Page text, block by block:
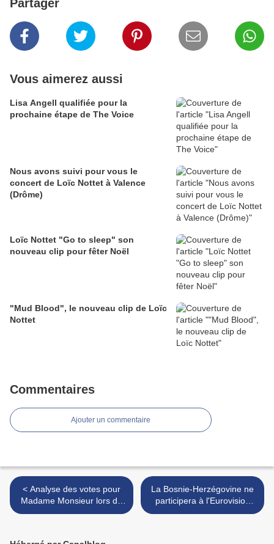
Partager
Vous aimerez aussi
Lisa Angell qualifiée pour la
prochaine étape de The Voice
Nous avons suivi pour vous le
concert de Loïc Nottet à Valence
(Drôme)
Loïc Nottet "Go to sleep" son
nouveau clip pour fêter Noël
"Mud Blood", le nouveau clip de Loïc
Nottet
Commentaires
Ajouter un commentaire
< Analyse des votes pour
Madame Monsieur lors de
la finale du 12 mai 2018
La Bosnie-Herzégovine ne
participera à l'Eurovision
2019 >